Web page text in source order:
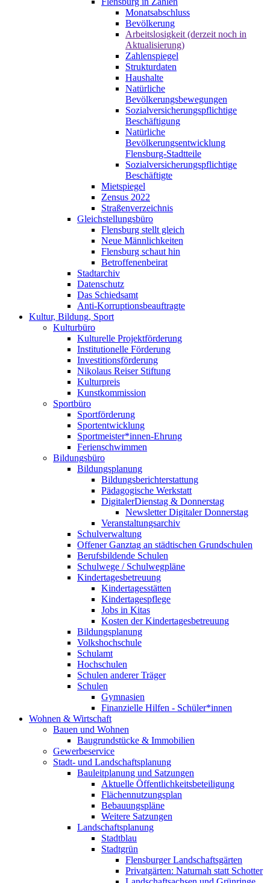
Monatsabschluss
Bevölkerung
Arbeitslosigkeit (derzeit noch in
Aktualisierung)
Zahlenspiegel
Strukturdaten
Haushalte
Natürliche
Bevölkerungsbewegungen
Sozialversicherungspflichtige
Beschäftigung
Natürliche
Bevölkerungsentwicklung
Flensburg-Stadtteile
Sozialversicherungspflichtige
Beschäftigte
Mietspiegel
Zensus 2022
Straßenverzeichnis
Gleichstellungsbüro
Flensburg stellt gleich
Neue Männlichkeiten
Flensburg schaut hin
Betroffenenbeirat
Stadtarchiv
Datenschutz
Das Schiedsamt
Anti-Korruptionsbeauftragte
Kultur, Bildung, Sport
Kulturbüro
Kulturelle Projektförderung
Institutionelle Förderung
Investitionsförderung
Nikolaus Reiser Stiftung
Kulturpreis
Kunstkommission
Sportbüro
Sportförderung
Sportentwicklung
Sportmeister*innen-Ehrung
Ferienschwimmen
Bildungsbüro
Bildungsplanung
Bildungsberichterstattung
Pädagogische Werkstatt
DigitalerDienstag & Donnerstag
Newsletter Digitaler Donnerstag
Veranstaltungsarchiv
Schulverwaltung
Offener Ganztag an städtischen Grundschulen
Berufsbildende Schulen
Schulwege / Schulwegpläne
Kindertagesbetreuung
Kindertagesstätten
Kindertagespflege
Jobs in Kitas
Kosten der Kindertagesbetreuung
Bildungsplanung
Volkshochschule
Schulamt
Hochschulen
Schulen anderer Träger
Schulen
Gymnasien
Finanzielle Hilfen - Schüler*innen
Wohnen & Wirtschaft
Bauen und Wohnen
Baugrundstücke & Immobilien
Gewerbeservice
Stadt- und Landschaftsplanung
Bauleitplanung und Satzungen
Aktuelle Öffentlichkeitsbeteiligung
Flächennutzungsplan
Bebauungspläne
Weitere Satzungen
Landschaftsplanung
Stadtblau
Stadtgrün
Flensburger Landschaftsgärten
Privatgärten: Naturnah statt Schotter